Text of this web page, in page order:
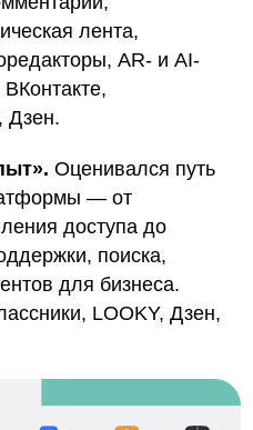
лента,
AR- и AI-
Дзен.
Оценивался путь
— от
доступа до
поиска,
для бизнеса.
LOOKY, Дзен,